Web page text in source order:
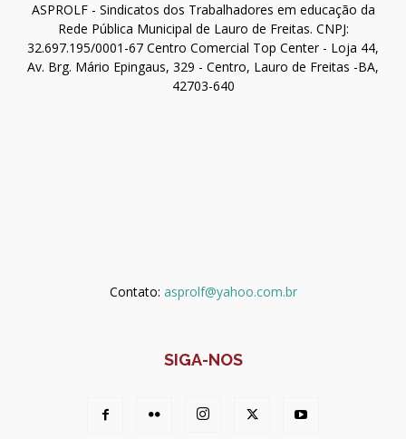
ASPROLF - Sindicatos dos Trabalhadores em educação da
Rede Pública Municipal de Lauro de Freitas. CNPJ:
32.697.195/0001-67 Centro Comercial Top Center - Loja 44,
Av. Brg. Mário Epingaus, 329 - Centro, Lauro de Freitas -BA,
42703-640
Contato: asprolf@yahoo.com.br
SIGA-NOS